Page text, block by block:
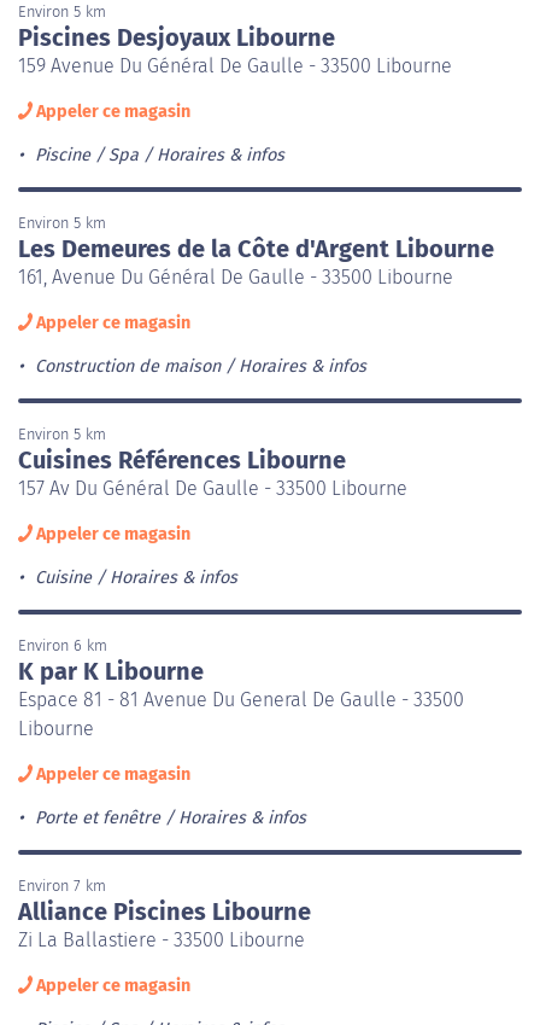
Environ 5 km
Piscines Desjoyaux Libourne
159 Avenue Du Général De Gaulle - 33500 Libourne
Appeler ce magasin
Piscine / Spa Horaires & infos
Environ 5 km
Les Demeures de la Côte d'Argent Libourne
161, Avenue Du Général De Gaulle - 33500 Libourne
Appeler ce magasin
Construction de maison Horaires & infos
Environ 5 km
Cuisines Références Libourne
157 Av Du Général De Gaulle - 33500 Libourne
Appeler ce magasin
Cuisine Horaires & infos
Environ 6 km
K par K Libourne
Espace 81 - 81 Avenue Du General De Gaulle - 33500
Libourne
Appeler ce magasin
Porte et fenêtre Horaires & infos
Environ 7 km
Alliance Piscines Libourne
Zi La Ballastiere - 33500 Libourne
Appeler ce magasin